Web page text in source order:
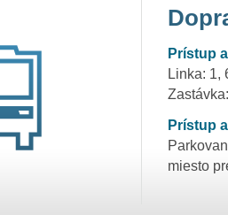
Prístup
Linka: 1,
Prístup
miesto